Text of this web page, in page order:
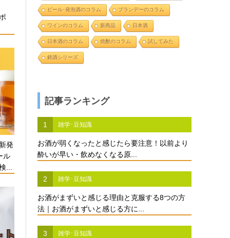
発
ル
...
ビール･発泡酒のコラム ブランデーのコラム
ワインのコラム 新商品 日本酒
日本酒のコラム 焼酎のコラム 試してみた
銘酒シリーズ
記事ランキング
1 雑学･豆知識
お酒が弱くなったと感じたら要注意！以前より
酔いが早い・飲めなくなる原...
2 雑学･豆知識
お酒がまずいと感じる理由と克服する8つの方
法｜お酒がまずいと感じる方に...
3 雑学･豆知識